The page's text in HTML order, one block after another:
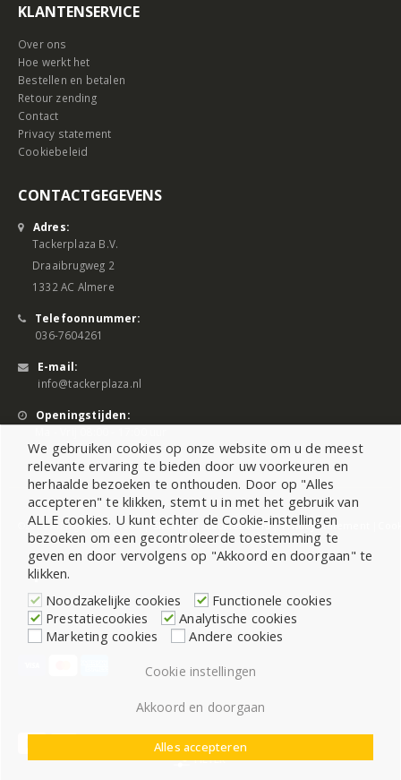
FILTER
KLANTENSERVICE
Over ons
Hoe werkt het
Bestellen en betalen
Retour zending
Contact
Privacy statement
Cookiebeleid
CONTACTGEGEVENS
Adres:
Tackerplaza B.V.
Draaibrugweg 2
1332 AC Almere
Telefoonnummer:
036-7604261
E-mail:
info@tackerplaza.nl
Openingstijden:
©2026 All Rights Reserved |Sitemap|Cookiebeleid|Privacy Statement
We gebruiken cookies op onze website om u de meest
relevante ervaring te bieden door uw voorkeuren en
herhaalde bezoeken te onthouden. Door op "Alles
accepteren" te klikken, stemt u in met het gebruik van
ALLE cookies. U kunt echter de Cookie-instellingen
bezoeken om een gecontroleerde toestemming te
geven en door vervolgens op "Akkoord en doorgaan" te
klikken.
Noodzakelijke cookies
Functionele cookies
Prestatiecookies
Analytische cookies
Marketing cookies
Andere cookies
Cookie instellingen
Akkoord en doorgaan
Alles accepteren